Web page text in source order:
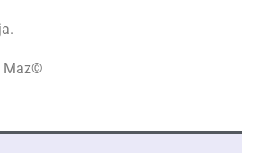
Maz©